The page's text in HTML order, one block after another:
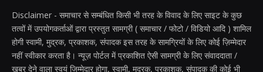
Disclaimer - समाचार से सम्बंधित किसी भी तरह के विवाद के लिए साइट के कुछ
तत्वों में उपयोगकर्ताओं द्वारा प्रस्तुत सामग्री ( समाचार / फोटो / विडियो आदि ) शामिल
होगी स्वामी, मुद्रक, प्रकाशक, संपादक इस तरह के सामग्रियों के लिए कोई ज़िम्मेदार
नहीं स्वीकार करता है। न्यूज़ पोर्टल में प्रकाशित ऐसी सामग्री के लिए संवाददाता /
खबर देने वाला स्वयं जिम्मेदार होगा, स्वामी, मुद्रक, प्रकाशक, संपादक की कोई भी